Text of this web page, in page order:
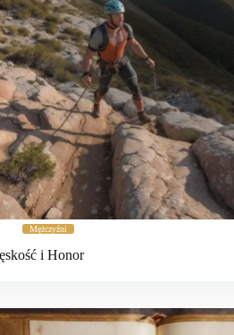
Mężczyźni
i Honor